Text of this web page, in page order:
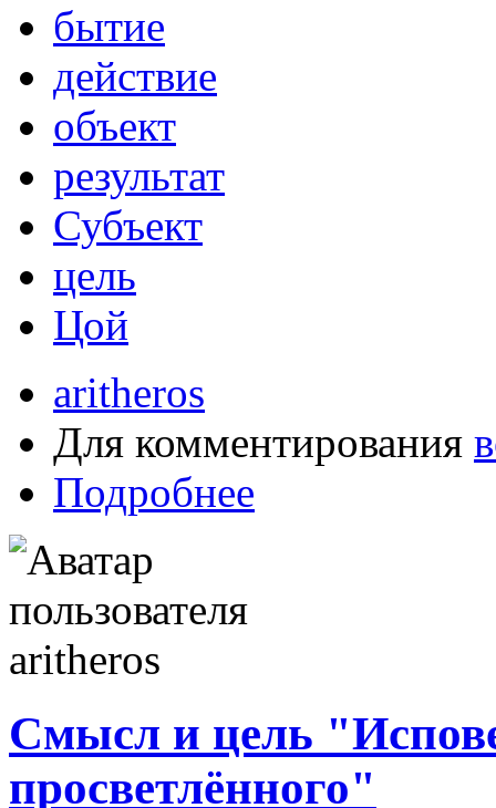
бытие
действие
объект
результат
Субъект
цель
Цой
aritheros
Для комментирования
Подробнее
Смысл и цель
просветлённого"